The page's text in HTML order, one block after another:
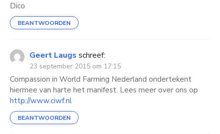
Dico
BEANTWOORDEN
Geert Laugs schreef:
23 september 2015 om 17:15
Compassion in World Farming Nederland ondertekent
hiermee van harte het manifest. Lees meer over ons op
http://www.ciwf.nl
BEANTWOORDEN